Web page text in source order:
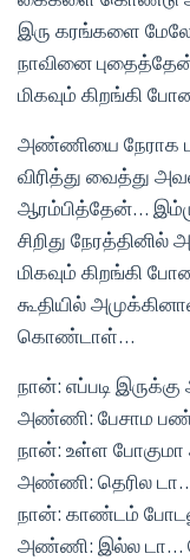
இரு கரங்களை
நாவினை
மிகவும் கிறங்கி
அண்ணியை நேராக
விரித்து வைத்து
ஆரம்பித்தேன்…
சிறிது
மிகவும் கிறங்கி
கூதியில்
கொண்டாள்…
நான்: எப்படி
அண்ணி: பேசாம
நான்: உள்ள
அண்ணி: தெரில
நான்: காண்டம்
அண்ணி: இல்ல டா…